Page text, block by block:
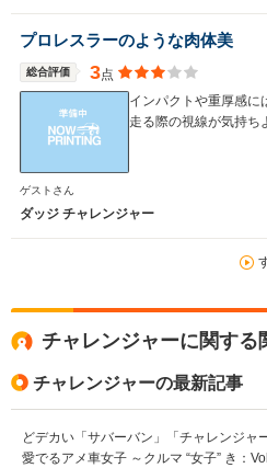
プロレスラーのような肉体美
総合評価 3点
インパクトや重厚感に
走る際の視線が気持ち
ゲストさん
ダッジ チャレンジャー
チャレンジャーに関する
チャレンジャーの最新記事
どデカい「サバーバン」「チャレンジャ
愛でるアメ車女子 ～クルマ “女子” き：